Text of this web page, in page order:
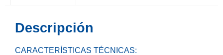
Descripción
CARACTERÍSTICAS TÉCNICAS: